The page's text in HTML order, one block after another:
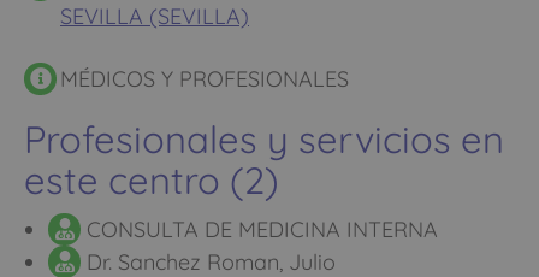
SEVILLA (SEVILLA)
MÉDICOS Y PROFESIONALES
Profesionales y servicios en
este centro (2)
CONSULTA DE MEDICINA INTERNA
Dr. Sanchez Roman, Julio